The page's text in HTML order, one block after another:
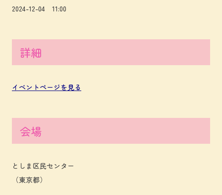
2024-12-04 11:00
詳細
イベントページを見る
会場
としま区民センター
（東京都）